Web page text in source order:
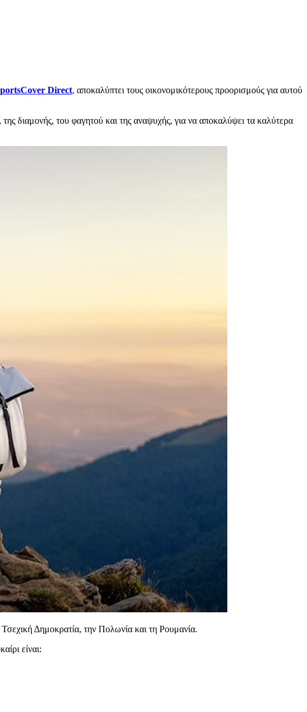
Direct, αποκαλύπτει τους οικονομικότερους προορισμούς για αυτού
διαμονής, του φαγητού και της αναψυχής, για να αποκαλύψει τα καλύτερα
Δημοκρατία, την Πολωνία και τη Ρουμανία.
είναι: